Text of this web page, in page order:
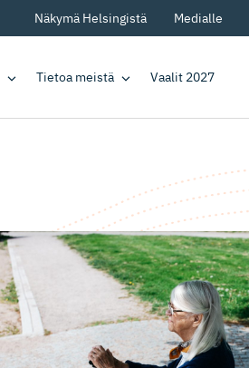
Näkymä Helsingistä Medialle
Tietoa meistä Vaalit 2027